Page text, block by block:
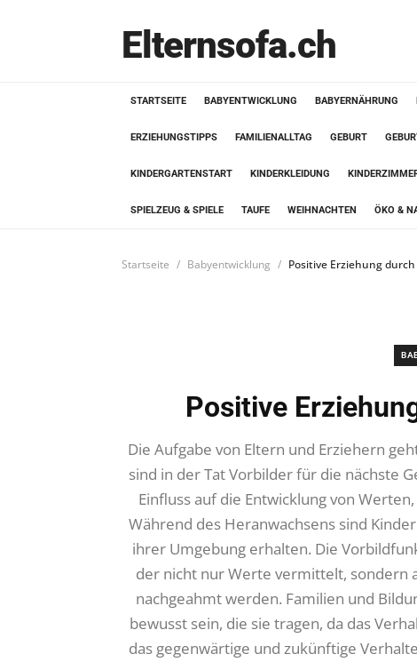
Elternsofa.ch
STARTSEITE BABYENTWICKLUNG BABYERNÄHRUNG
ERZIEHUNGSTIPPS FAMILIENALLTAG GEBURT
KINDERGARTENSTART KINDERKLEIDUNG
SPIELZEUG & SPIELE TAUFE WEIHNACHTEN ÖKO &
Startseite Babyentwicklung Positive Erziehung
Positive
Die Aufgabe von Eltern und Erziehern
sind in der Tat Vorbilder für die nächste
Einfluss auf die Entwicklung von
Während des Heranwachsens sind
ihrer Umgebung erhalten. Die
der nicht nur Werte vermittelt, sondern
nachgeahmt werden. Familien und
bewusst sein, die sie tragen, da das
das gegenwärtige und zukünftige